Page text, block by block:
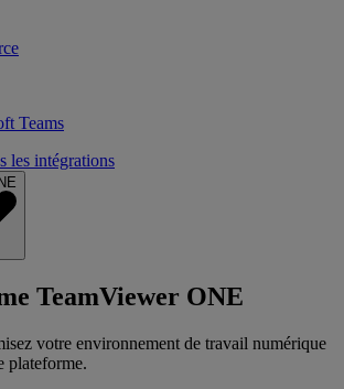
Teams
les intégrations
TeamViewer ONE
votre environnement de travail numérique
plateforme.